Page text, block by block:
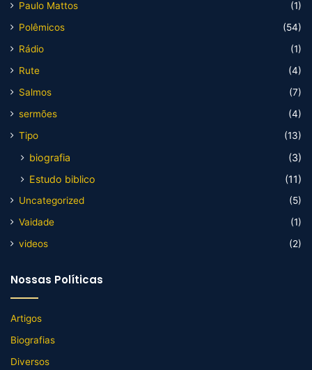
Paulo Mattos
(1)
Polêmicos
(54)
Rádio
(1)
Rute
(4)
Salmos
(7)
sermões
(4)
Tipo
(13)
biografia
(3)
Estudo biblico
(11)
Uncategorized
(5)
Vaidade
(1)
videos
(2)
Nossas Políticas
Artigos
Biografias
Diversos